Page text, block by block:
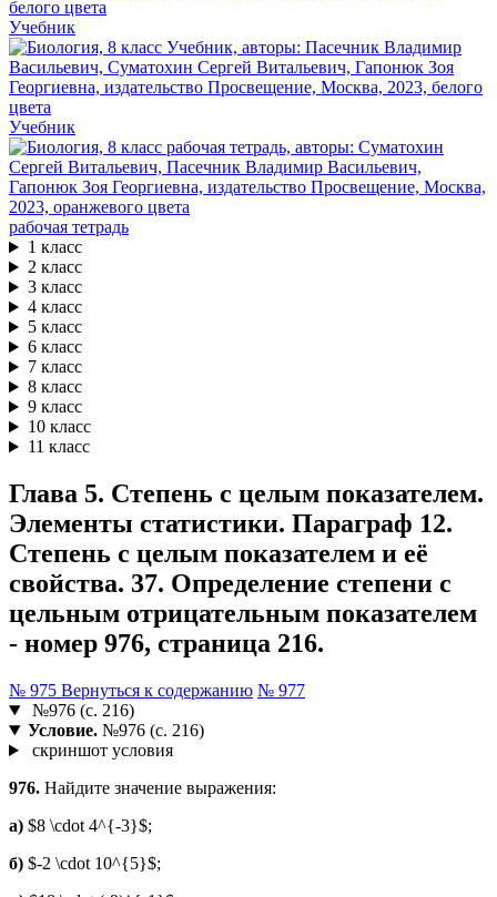
Учебник
Учебник
рабочая тетрадь
1 класс
2 класс
3 класс
4 класс
5 класс
6 класс
7 класс
8 класс
9 класс
10 класс
11 класс
Глава 5. Степень с целым показателем.
Элементы статистики. Параграф 12.
Степень с целым показателем и её
свойства. 37. Определение степени с
цельным отрицательным показателем
- номер 976, страница 216.
№ 975 Вернуться к содержанию № 977
№976 (с. 216)
Условие.№976 (с. 216)
скриншот условия
976. Найдите значение выражения:
а) $8 \cdot 4^{-3}$;
б) $-2 \cdot 10^{5}$;